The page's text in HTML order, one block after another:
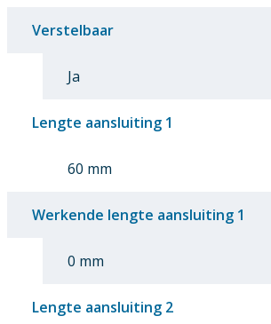
Verstelbaar
Ja
Lengte aansluiting 1
60 mm
Werkende lengte aansluiting 1
0 mm
Lengte aansluiting 2